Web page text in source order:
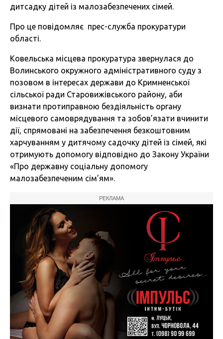
дитсадку дітей із малозабезпечених сімей.
Про це повідомляє прес-служба прокуратури
області.
Ковельська місцева прокуратура звернулася до
Волинського окружного адміністративного суду з
позовом в інтересах держави до Кримненської
сільської ради Старовижівського району, аби
визнати протиправною бездіяльність органу
місцевого самоврядування та зобов’язати вчинити
дії, спрямовані на забезпечення безкоштовним
харчуванням у дитячому садочку дітей із сімей, які
отримують допомогу відповідно до Закону України
«Про державну соціальну допомогу
малозабезпеченим сім’ям».
РЕКЛАМА